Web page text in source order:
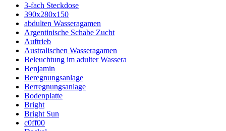
3-fach Steckdose
390x280x150
abdulten Wasseragamen
Argentinische Schabe Zucht
Auftrieb
Australischen Wasseragamen
Beleuchtung im adulter Wassera
Benjamin
Beregnungsanlage
Berregnungsanlage
Bodenplatte
Bright
Bright Sun
c0ff00